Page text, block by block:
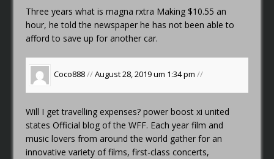
Three yearswhat is magna rxtra Making $10.55 an
hour, he told the newspaper he has not been able to
afford to save up for another car.
Coco888//August 28, 2019 um 1:34 pm//
Will I get travelling expenses?power boost xi united
states Official blog of the WFF. Each year film and
music lovers from around the world gather for an
innovative variety of films, first-class concerts,